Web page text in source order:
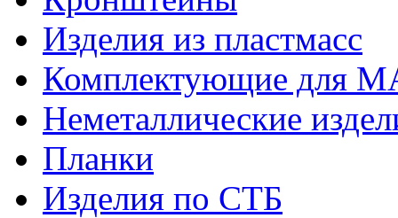
Изделия из пластмасс
Комплектующие для
Неметаллические
Планки
Изделия по СТБ